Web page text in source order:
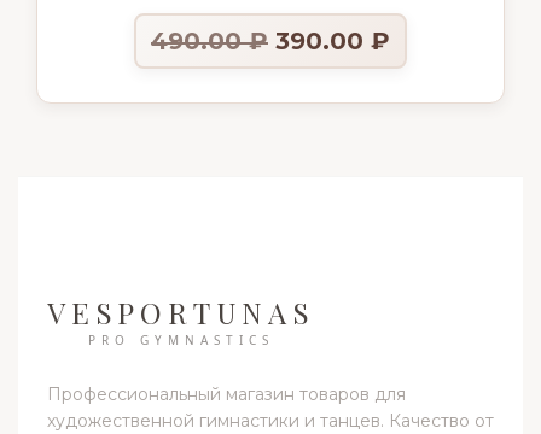
490.00₽ 390.00 ₽
VESPORTUNAS
PRO GYMNASTICS
Профессиональный магазин товаров для
художественной гимнастики и танцев. Качество от